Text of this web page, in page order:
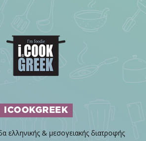
ICOOKGREEK
ελληνικής & μεσογειακής διατροφής